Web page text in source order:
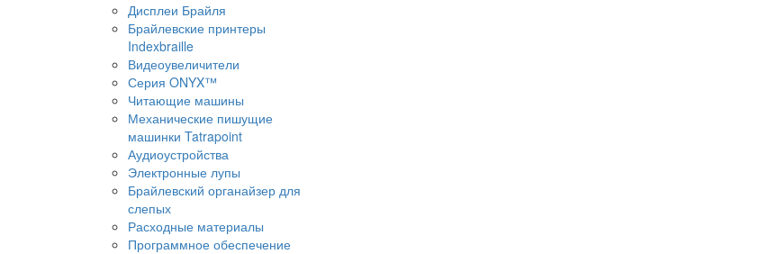
Дисплеи Брайля
Брайлевские принтеры
Indexbraille
Видеоувеличители
Серия ONYX™
Читающие машины
Механические пишущие
машинки Tatrapoint
Аудиоустройства
Электронные лупы
Брайлевский органайзер для
слепых
Расходные материалы
Программное обеспечение